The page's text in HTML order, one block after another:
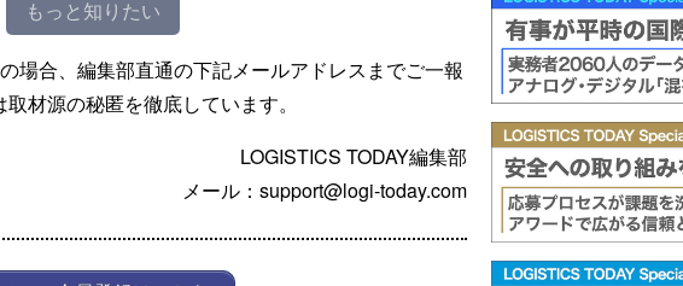
もっと知りたい
場合、編集部直通の下記メールアドレスまでご一報
材源の秘匿を徹底しています。
LOGISTICS TODAY編集部
メール：support@logi-today.com